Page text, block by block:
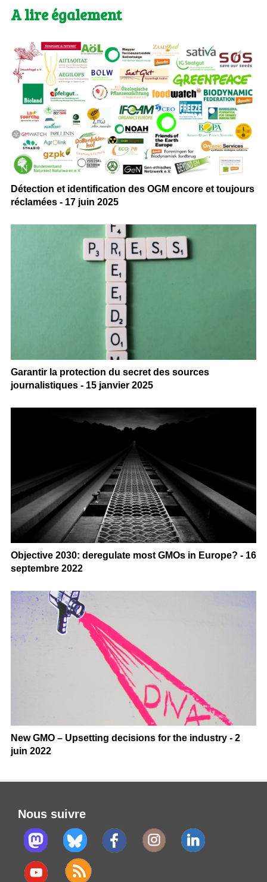
A lire également
Détection et identification des OGM encore et toujours
réclamées - 17 juin 2025
Garantir la protection du secret des sources
journalistiques - 15 janvier 2025
Objective 2030: deregulate most GMOs in Europe? - 16
septembre 2022
New GMO – Upsetting decisions for the industry - 2
juin 2022
Nous suivre